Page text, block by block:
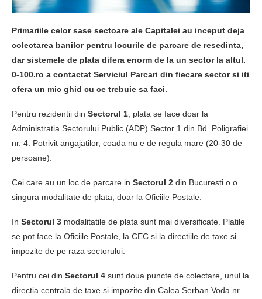
Primariile celor sase sectoare ale Capitalei au inceput deja
colectarea banilor pentru locurile de parcare de resedinta,
dar sistemele de plata difera enorm de la un sector la altul.
0-100.ro a contactat Serviciul Parcari din fiecare sector si iti
ofera un mic ghid cu ce trebuie sa faci.
Pentru rezidentii din Sectorul 1 , plata se face doar la
Administratia Sectorului Public (ADP) Sector 1 din Bd. Poligrafiei
nr. 4. Potrivit angajatilor, coada nu e de regula mare (20-30 de
persoane).
Cei care au un loc de parcare in Sectorul 2 din Bucuresti o o
singura modalitate de plata, doar la Oficiile Postale.
In Sectorul 3 modalitatile de plata sunt mai diversificate. Platile
se pot face la Oficiile Postale, la CEC si la directiile de taxe si
impozite de pe raza sectorului.
Pentru cei din Sectorul 4 sunt doua puncte de colectare, unul la
directia centrala de taxe si impozite din Calea Serban Voda nr.